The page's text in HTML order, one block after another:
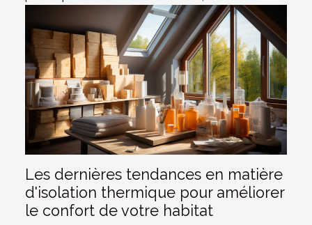
Les dernières tendances en matière
d'isolation thermique pour améliorer
le confort de votre habitat